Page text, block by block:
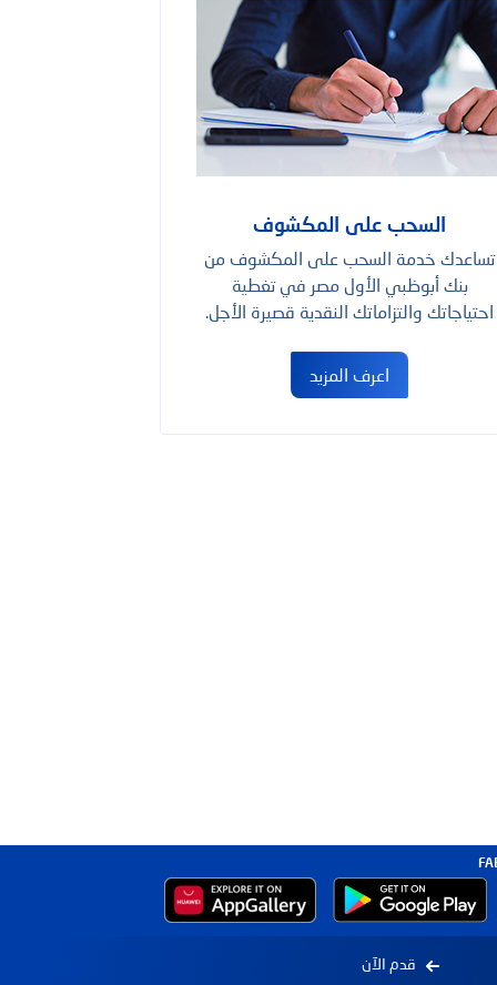
السحب على المكشوف
تساعدك خدمة السحب على المكشوف من
بنك أبوظبي الأول مصر في تغطية
احتياجاتك والتزاماتك النقدية قصيرة الأجل.
اعرف المزيد
قدم الآن